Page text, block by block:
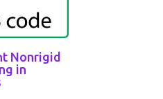
Nonrigid
in